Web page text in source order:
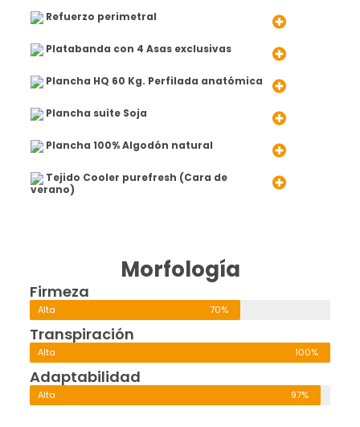
Refuerzo perimetral
Platabanda con 4 Asas exclusivas
Plancha HQ 60 Kg. Perfilada anatómica
Plancha suite Soja
Plancha 100% Algodón natural
Tejido Cooler purefresh (Cara de
verano)
Morfología
Firmeza
Alta 70%
Transpiración
Alta 100%
Adaptabilidad
Alta 97%